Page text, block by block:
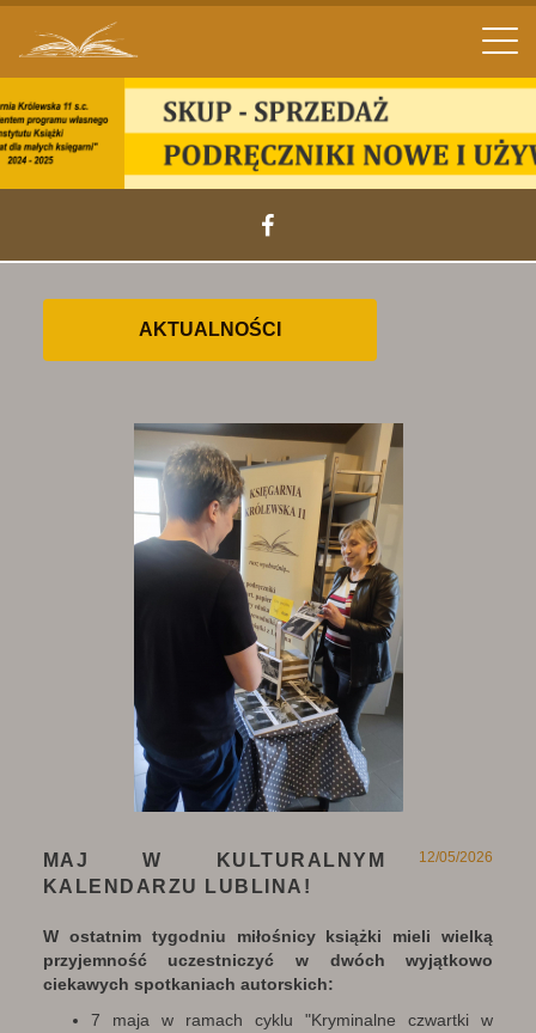
AKTUALNOŚCI
12/05/2026
MAJ W KULTURALNYM
KALENDARZU LUBLINA!
W ostatnim tygodniu miłośnicy książki mieli wielką
przyjemność uczestniczyć w dwóch wyjątkowo
ciekawych spotkaniach autorskich:
7 maja w ramach cyklu "Kryminalne czwartki w